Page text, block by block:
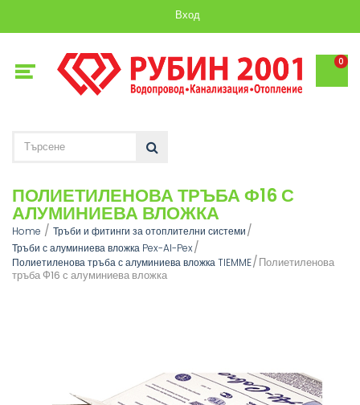
Вход
0
ПОЛИЕТИЛЕНОВА ТРЪБА Ф16 С
АЛУМИНИЕВА ВЛОЖКА
Home
Тръби и фитинги за отоплителни системи
Тръби с алуминиева вложка Pex-Al-Pex
Полиетиленова тръба с алуминиева вложка TIEMME Полиетиленова
тръба Ф16 с алуминиева вложка